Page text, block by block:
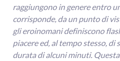
raggiungono in genere entro
corrisponde, da un punto di
gli eroinomani definiscono
piacere ed, al tempo stesso,
durata di alcuni minuti.